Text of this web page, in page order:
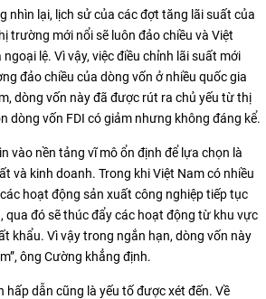
nhìn lại, lịch sử của các đợt tăng lãi suất của
trường mới nổi sẽ luôn đảo chiều và Việt
lệ. Vì vậy, việc điều chỉnh lãi suất mới
đảo chiều của dòng vốn ở nhiều quốc gia
dòng vốn này đã được rút ra chủ yếu từ thị
dòng vốn FDI có giảm nhưng không đáng kể.
vào nền tảng vĩ mô ổn định để lựa chọn là
và kinh doanh. Trong khi Việt Nam có nhiều
hoạt động sản xuất công nghiệp tiếp tục
qua đó sẽ thúc đẩy các hoạt động từ khu vực
khẩu. Vì vậy trong ngắn hạn, dòng vốn này
ông Cường khẳng định.
hấp dẫn cũng là yếu tố được xét đến. Về